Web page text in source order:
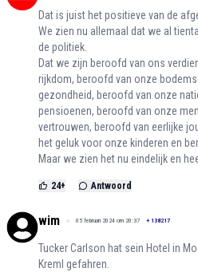
Dat is juist het positieve van de
We zien nu allemaal dat we al
de politiek.
Dat we zijn beroofd van ons
rijkdom, beroofd van onze
gezondheid, beroofd van onze
pensioenen, beroofd van onze
vertrouwen, beroofd van eerlijke
het geluk voor onze kinderen en
Maar we zien het nu eindelijk en
24+ Antwoord
wim 05 februari 2024 om 20:37 + 138217
Tucker Carlson hat sein Hotel in
Kreml gefahren.